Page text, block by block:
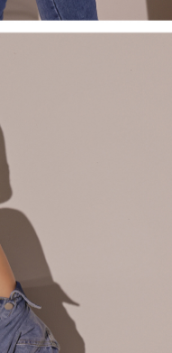
Ansuran Gogo", selepas
dialihkan ke proses
dan jumlah bayaran
seterusnya.
jika tidak pergi
lulus semakan, pesanan
situasi "pindah untuk
bahawa sistem
mengenai kandungan
bil telekomunikasi,
SMS peringatan
boleh memilih untuk
/ Kedai rasmi Taiwan
口 / iPASS MONEY" dan
dikumpul dan digunakan